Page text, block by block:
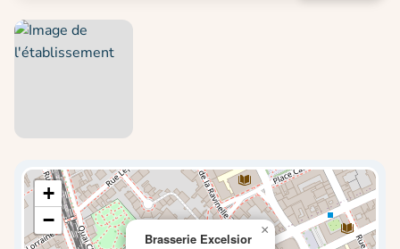
Brasserie Excelsior
×
+
−